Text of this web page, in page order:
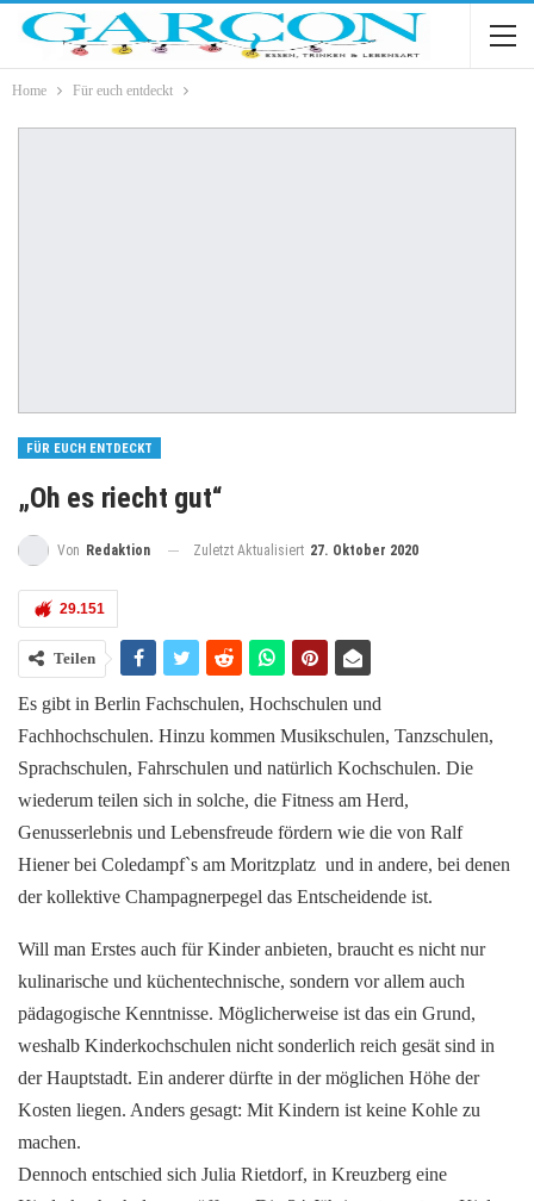
Home Für euch entdeckt
FÜR EUCH ENTDECKT
„Oh es riecht gut“
Von Redaktion Zuletzt Aktualisiert 27. Oktober 2020
29.151
Teilen
Es gibt in Berlin Fachschulen, Hochschulen und
Fachhochschulen. Hinzu kommen Musikschulen, Tanzschulen,
Sprachschulen, Fahrschulen und natürlich Kochschulen. Die
wiederum teilen sich in solche, die Fitness am Herd,
Genusserlebnis und Lebensfreude fördern wie die von Ralf
Hiener bei Coledampf`s am Moritzplatz und in andere, bei denen
der kollektive Champagnerpegel das Entscheidende ist.
Will man Erstes auch für Kinder anbieten, braucht es nicht nur
kulinarische und küchentechnische, sondern vor allem auch
pädagogische Kenntnisse. Möglicherweise ist das ein Grund,
weshalb Kinderkochschulen nicht sonderlich reich gesät sind in
der Hauptstadt. Ein anderer dürfte in der möglichen Höhe der
Kosten liegen. Anders gesagt: Mit Kindern ist keine Kohle zu
machen.
Dennoch entschied sich Julia Rietdorf, in Kreuzberg eine